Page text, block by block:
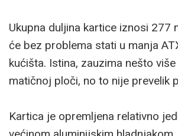
Ukupna duljina kartice iznosi 277
će bez problema stati u manja
kućišta. Istina, zauzima nešto
matičnoj ploči, no to nije prevelik
Kartica je opremljena relativno